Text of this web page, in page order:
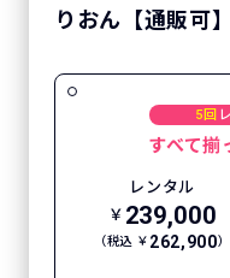
りおん【通販可
5回
すべて揃
レンタル
￥ 239,000
（税込 ￥ 262,900）